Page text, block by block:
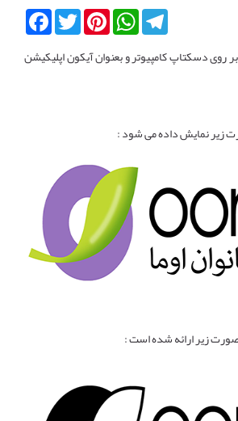
FacebookTwitterPinterestWhatsAppTelegram
روی دسکتاپ کامپیوتر و بعنوان آیکون اپلیکیشن
زیر نمایش داده می شود :
زیر ارائه شده است :